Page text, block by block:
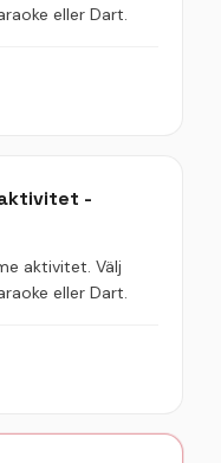
eller Dart.
-
aktivitet. Välj
eller Dart.